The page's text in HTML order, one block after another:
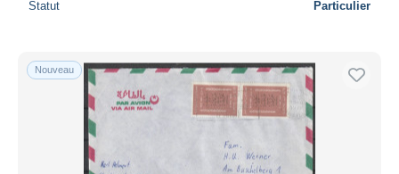
Statut Particulier
Nouveau